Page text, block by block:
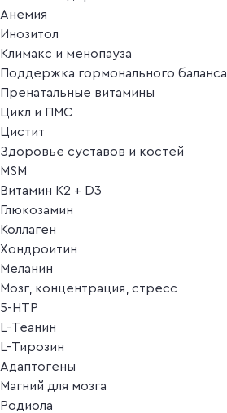
Анемия
Инозитол
Климакс и менопауза
Поддержка гормонального баланса
Пренатальные витамины
Цикл и ПМС
Цистит
Здоровье суставов и костей
MSM
Витамин K2 + D3
Глюкозамин
Коллаген
Хондроитин
Меланин
Мозг, концентрация, стресс
5-HTP
L-Теанин
L-Тирозин
Адаптогены
Магний для мозга
Родиола